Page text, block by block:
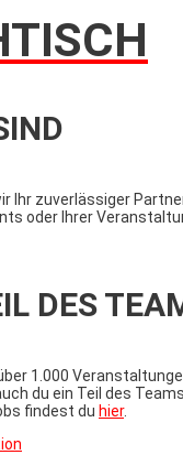
Ihr zuverlässiger
oder Ihrer
DES
1.000
du ein Teil des
findest du hier.